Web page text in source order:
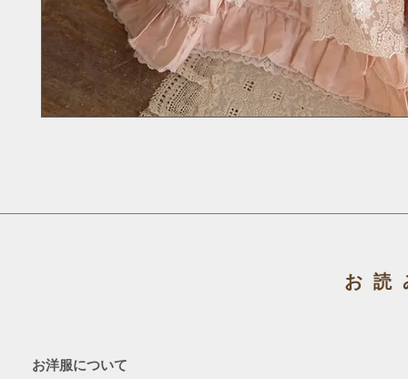
お読
お洋服について